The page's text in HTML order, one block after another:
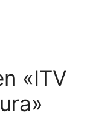
«ITV